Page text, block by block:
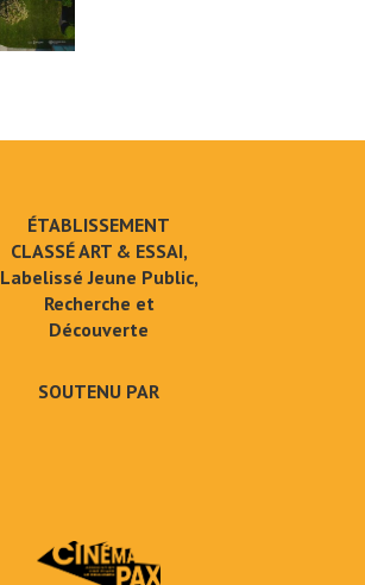
ÉTABLISSEMENT
CLASSÉ ART & ESSAI,
Labelissé Jeune Public,
Recherche et
Découverte
SOUTENU PAR